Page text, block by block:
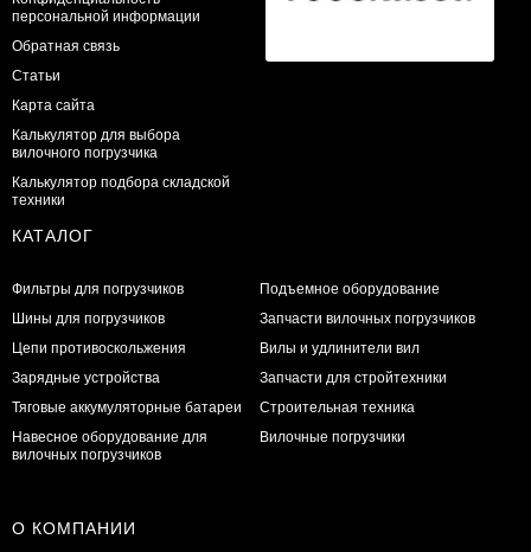
персональной информации
Обратная связь
Статьи
Карта сайта
Калькулятор для выбора
вилочного погрузчика
Калькулятор подбора складской
техники
КАТАЛОГ
Фильтры для погрузчиков
Шины для погрузчиков
Цепи противоскольжения
Зарядные устройства
Тяговые аккумуляторные батареи
Навесное оборудование для
вилочных погрузчиков
Подъемное оборудование
Запчасти вилочных погрузчиков
Вилы и удлинители вил
Запчасти для стройтехники
Строительная техника
Вилочные погрузчики
О КОМПАНИИ